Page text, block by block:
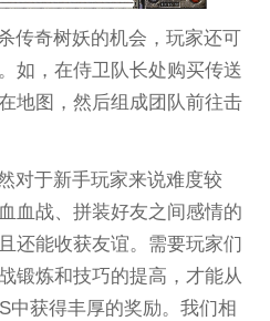
传奇树妖的机会，玩家还可
如，在侍卫队长处购买传送
地图，然后组成团队前往击
对于新手玩家来说难度较
血战、拼装好友之间感情的
还能收获友谊。需要玩家们
锻炼和技巧的提高，才能从
中获得丰厚的奖励。我们相